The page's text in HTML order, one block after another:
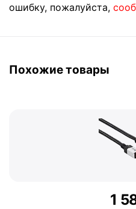
ошибку, пожалуйста,
Похожие товары
1